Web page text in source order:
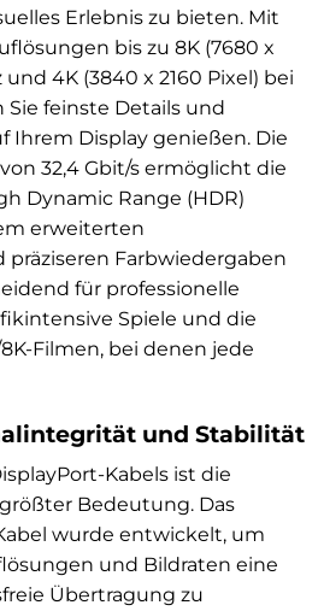
Erlebnis zu bieten. Mit
bis zu 8K (7680 x
4K (3840 x 2160 Pixel) bei
Sie feinste Details und
Ihrem Display genießen. Die
32,4 Gbit/s ermöglicht die
Dynamic Range (HDR)
erweiterten
Farbwiedergaben
für professionelle
Spiele und die
Filmen, bei denen jede
und Stabilität
Kabels ist die
Bedeutung. Das
wurde entwickelt, um
und Bildraten eine
Übertragung zu